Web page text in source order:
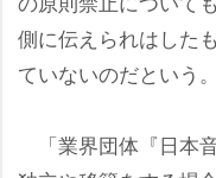
側に伝えられはした
ていないのだという。
「業界団体『日本